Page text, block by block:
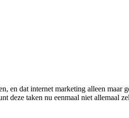
en dat internet marketing alleen maar
deze taken nu eenmaal niet allemaal